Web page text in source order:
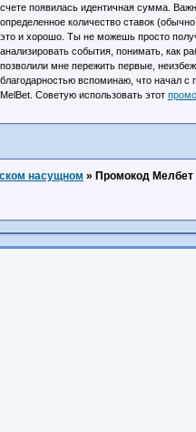
счете появилась идентичная сумма.
определенное количество ставок
это и хорошо. Ты не можешь просто
анализировать события, понимать, как
позволили мне пережить первые,
благодарностью вспоминаю, что начал
MelBet. Советую использовать этот
насущном » Промокод Мелбет